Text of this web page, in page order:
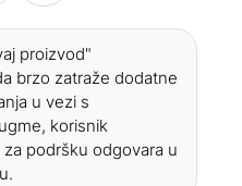
proizvod"
brzo zatraže dodatne
u vezi s
korisnik
podršku odgovara u